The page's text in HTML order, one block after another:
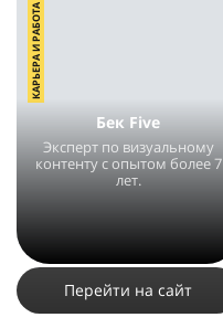
Бек Five
Эксперт по визуальному
контенту с опытом более 7
лет.
КАРЬЕРА И РАБОТА
Перейти на сайт